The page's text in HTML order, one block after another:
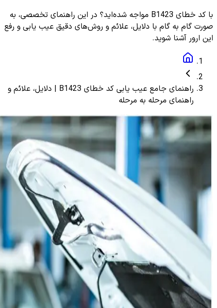
با کد خطای B1423 مواجه شده‌اید؟ در این راهنمای تخصصی، به
صورت گام به گام با دلایل، علائم و روش‌های دقیق عیب یابی و رفع
این ارور آشنا شوید.
راهنمای جامع عیب یابی کد خطای B1423 | دلایل، علائم و
راهنمای مرحله به مرحله